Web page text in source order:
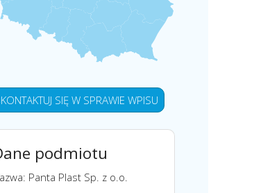
SIĘ W SPRAWIE WPISU
podmiotu
Panta Plast Sp. z o.o.